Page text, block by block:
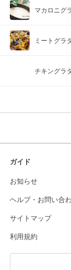
マカロニグ
ミートグラ
チキングラ
ガイド
お知らせ
ヘルプ・お問い合
サイトマップ
利用規約